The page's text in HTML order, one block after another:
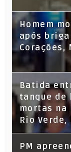
Homem
após
Corações,
Batida
tanque de
mortas na
Rio Verde,
PM